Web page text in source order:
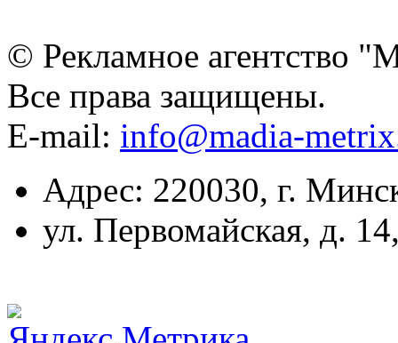
© Рекламное агентство
Все права защищены.
E-mail: info@madia-
Адрес: 220030, г.
ул. Первомайская, д.